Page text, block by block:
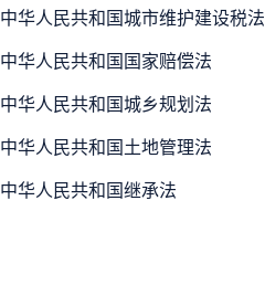
中华人民共和国城市维护建设税法
中华人民共和国国家赔偿法
中华人民共和国城乡规划法
中华人民共和国土地管理法
中华人民共和国继承法